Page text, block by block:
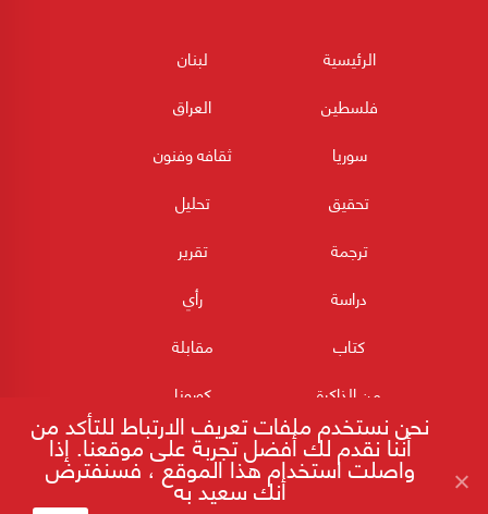
الرئيسية
لبنان
فلسطين
العراق
سوريا
ثقافه وفنون
تحقيق
تحليل
ترجمة
تقرير
دراسة
رأي
كتاب
مقابلة
من الذاكرة
كورونا
نحن نستخدم ملفات تعريف الارتباط للتأكد من
أننا نقدم لك أفضل تجربة على موقعنا. إذا
واصلت استخدام هذا الموقع ، فسنفترض
أنك سعيد به